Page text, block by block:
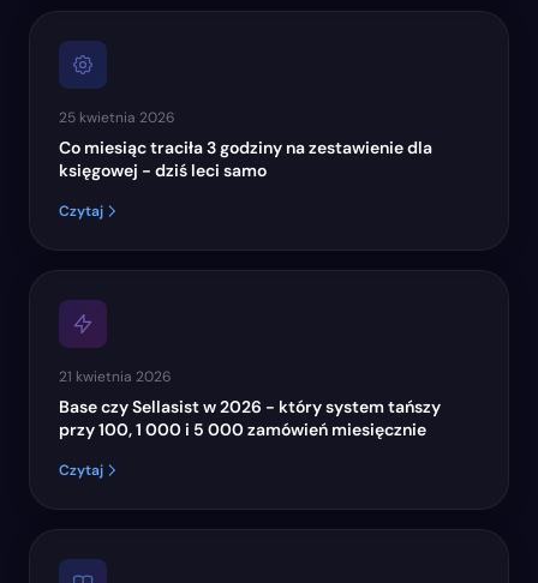
25 kwietnia 2026
Co miesiąc traciła 3 godziny na zestawienie dla
księgowej - dziś leci samo
Czytaj
21 kwietnia 2026
Base czy Sellasist w 2026 - który system tańszy
przy 100, 1 000 i 5 000 zamówień miesięcznie
Czytaj